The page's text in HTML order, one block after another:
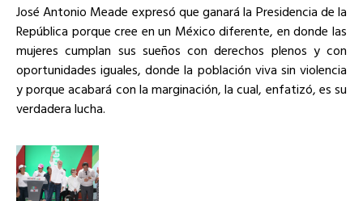
José Antonio Meade expresó que ganará la Presidencia de la
República porque cree en un México diferente, en donde las
mujeres cumplan sus sueños con derechos plenos y con
oportunidades iguales, donde la población viva sin violencia
y porque acabará con la marginación, la cual, enfatizó, es su
verdadera lucha.